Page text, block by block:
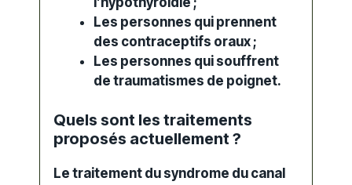
Les personnes qui prennent
des contraceptifs oraux ;
Les personnes qui souffrent
de traumatismes de poignet.
Quels sont les traitements
proposés actuellement ?
Le traitement du syndrome du canal